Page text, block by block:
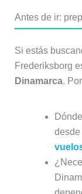
Antes de ir:
Si estás
Frederiksborg
Dinamarca.
desde